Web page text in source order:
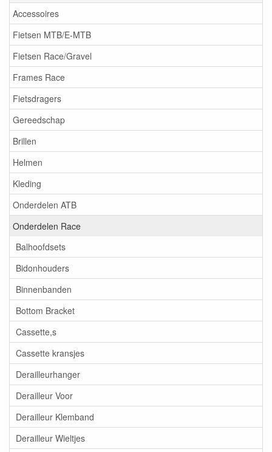
Accessoires
Fietsen MTB/E-MTB
Fietsen Race/Gravel
Frames Race
Fietsdragers
Gereedschap
Brillen
Helmen
Kleding
Onderdelen ATB
Onderdelen Race
Balhoofdsets
Bidonhouders
Binnenbanden
Bottom Bracket
Cassette,s
Cassette kransjes
Derailleurhanger
Derailleur Voor
Derailleur Klemband
Derailleur Wieltjes